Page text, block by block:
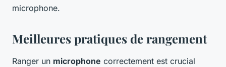
microphone.
Meilleures pratiques de rangement
Ranger un microphone correctement est crucial